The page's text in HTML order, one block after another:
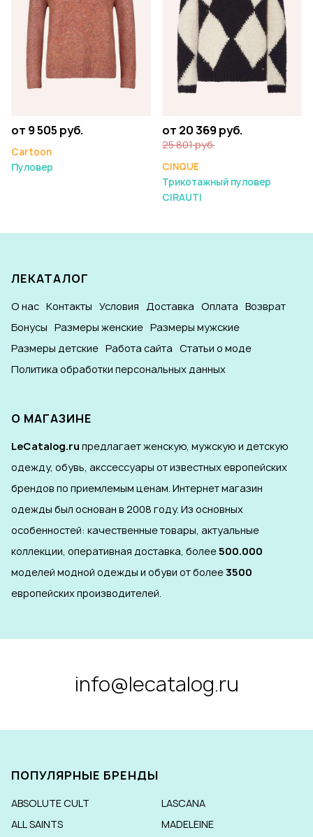
от 9 505 руб.
Cartoon
Пуловер
от 20 369 руб.
25 801 руб.
CINQUE
Трикотажный пуловер
CIRAUTI
ЛЕКАТАЛОГ
О нас Контакты Условия Доставка Оплата Возврат
Бонусы Размеры женские Размеры мужские
Размеры детские Работа сайта Статьи о моде
Политика обработки персональных данных
О МАГАЗИНЕ
LeCatalog.ru предлагает женскую, мужскую и детскую
одежду, обувь, акссессуары от известных европейских
брендов по приемлемым ценам. Интернет магазин
одежды был основан в 2008 году. Из основных
особенностей: качественные товары, актуальные
коллекции, оперативная доставка, более500.000
моделей модной одежды и обуви от более3500
европейских производителей.
info@lecatalog.ru
ПОПУЛЯРНЫЕ БРЕНДЫ
ABSOLUTE CULT
ALL SAINTS
LASCANA
MADELEINE